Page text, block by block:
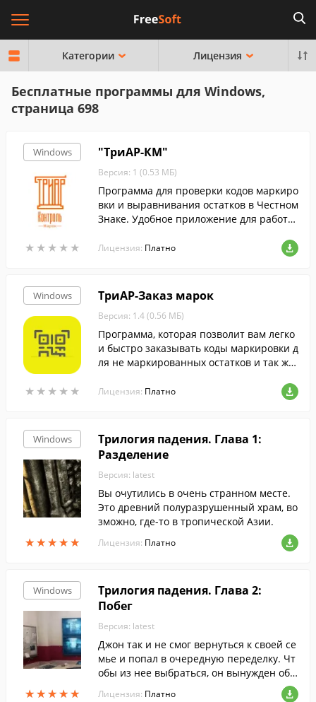
Категории Лицензия
Бесплатные программы для Windows,
страница 698
Windows
★ ★ ★ ★ ★
★ ★ ★ ★ ★
"ТриАР-КМ"
Версия: 1 (0.53 МБ)
Программа для проверки кодов маркиро
вки и выравнивания остатков в Честном
Знаке. Удобное приложение для работы
Лицензия: Платно
Windows
★ ★ ★ ★ ★
★ ★ ★ ★ ★
ТриАР-Заказ марок
Версия: 1.4 (0.56 МБ)
Программа, которая позволит вам легко
и быстро заказывать коды маркировки д
ля не маркированных остатков и так же
чивая экономию вашего времени на ка
Лицензия: Платно
Windows
★★★★★
★★★★★
Трилогия падения. Глава 1:
Разделение
Версия: latest
Вы очутились в очень странном месте.
Это древний полуразрушенный храм, во
зможно, где-то в тропической Азии.
Лицензия: Платно
Windows
★★★★★
★★★★★
Трилогия падения. Глава 2:
Побег
Версия: latest
Джон так и не смог вернуться к своей се
мье и попал в очередную переделку. Чт
обы из нее выбраться, он вынужден обр
Лицензия: Платно